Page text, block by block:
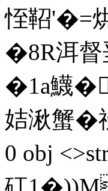
恎鞀'�=
�8R洱督
�1a鱴
姞湫蟹
0 obj